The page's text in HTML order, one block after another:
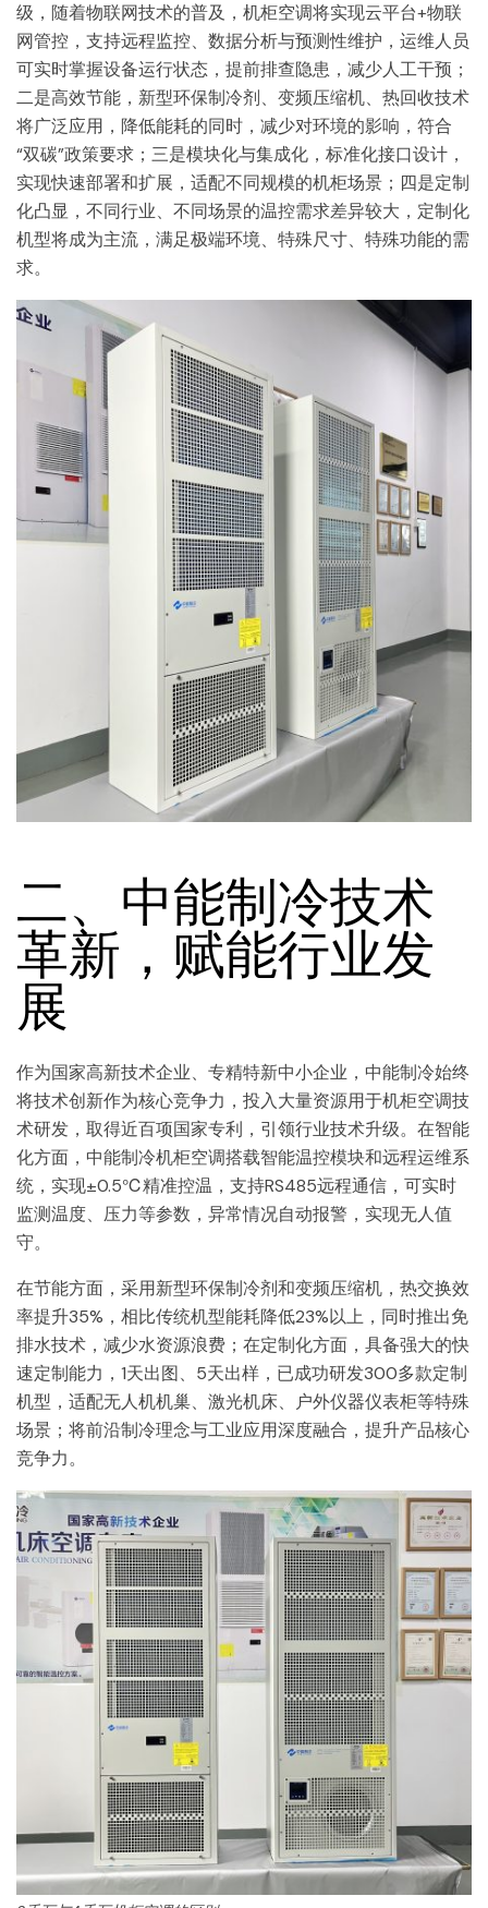
级，随着物联网技术的普及，机柜空调将实现云平台+物联
网管控，支持远程监控、数据分析与预测性维护，运维人员
可实时掌握设备运行状态，提前排查隐患，减少人工干预；
二是高效节能，新型环保制冷剂、变频压缩机、热回收技术
将广泛应用，降低能耗的同时，减少对环境的影响，符合
“双碳”政策要求；三是模块化与集成化，标准化接口设计，
实现快速部署和扩展，适配不同规模的机柜场景；四是定制
化凸显，不同行业、不同场景的温控需求差异较大，定制化
机型将成为主流，满足极端环境、特殊尺寸、特殊功能的需
求。
二、中能制冷技术
革新，赋能行业发
展
作为国家高新技术企业、专精特新中小企业，中能制冷始终
将技术创新作为核心竞争力，投入大量资源用于机柜空调技
术研发，取得近百项国家专利，引领行业技术升级。在智能
化方面，中能制冷机柜空调搭载智能温控模块和远程运维系
统，实现±0.5℃精准控温，支持RS485远程通信，可实时
监测温度、压力等参数，异常情况自动报警，实现无人值
守。
在节能方面，采用新型环保制冷剂和变频压缩机，热交换效
率提升35%，相比传统机型能耗降低23%以上，同时推出免
排水技术，减少水资源浪费；在定制化方面，具备强大的快
速定制能力，1天出图、5天出样，已成功研发300多款定制
机型，适配无人机机巢、激光机床、户外仪器仪表柜等特殊
场景；将前沿制冷理念与工业应用深度融合，提升产品核心
竞争力。